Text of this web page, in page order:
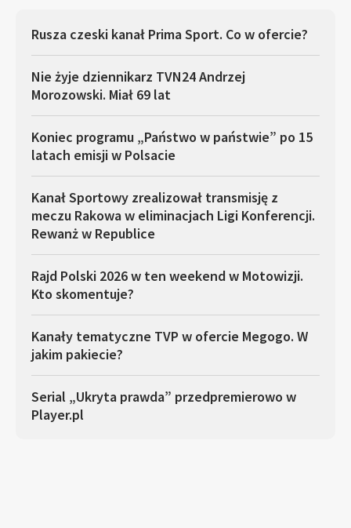
Rusza czeski kanał Prima Sport. Co w ofercie?
Nie żyje dziennikarz TVN24 Andrzej
Morozowski. Miał 69 lat
Koniec programu „Państwo w państwie” po 15
latach emisji w Polsacie
Kanał Sportowy zrealizował transmisję z
meczu Rakowa w eliminacjach Ligi Konferencji.
Rewanż w Republice
Rajd Polski 2026 w ten weekend w Motowizji.
Kto skomentuje?
Kanały tematyczne TVP w ofercie Megogo. W
jakim pakiecie?
Serial „Ukryta prawda” przedpremierowo w
Player.pl